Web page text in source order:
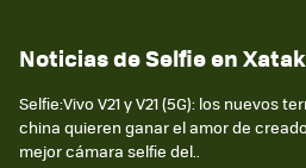
Noticias de Selfie en
Selfie:Vivo V21 y V21 (5G): los nuevos
china quieren ganar el amor de
mejor cámara selfie del..